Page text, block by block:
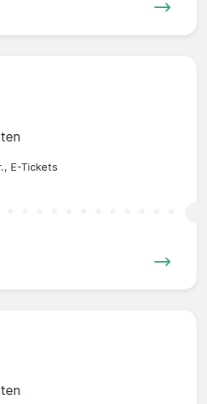
E-Tickets